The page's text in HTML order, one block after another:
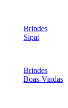
Brindes
Sipat
Brindes
Boas-Vindas